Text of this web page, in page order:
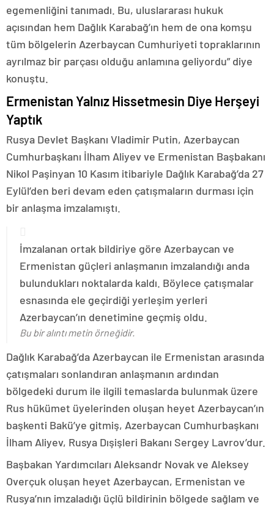
egemenliğini tanımadı. Bu, uluslararası hukuk
açısından hem Dağlık Karabağ’ın hem de ona komşu
tüm bölgelerin Azerbaycan Cumhuriyeti topraklarının
ayrılmaz bir parçası olduğu anlamına geliyordu” diye
konuştu.
Ermenistan Yalnız Hissetmesin Diye Herşeyi
Yaptık
Rusya Devlet Başkanı Vladimir Putin, Azerbaycan
Cumhurbaşkanı İlham Aliyev ve Ermenistan Başbakanı
Nikol Paşinyan 10 Kasım itibariyle Dağlık Karabağ’da 27
Eylül’den beri devam eden çatışmaların durması için
bir anlaşma imzalamıştı.
İmzalanan ortak bildiriye göre Azerbaycan ve
Ermenistan güçleri anlaşmanın imzalandığı anda
bulundukları noktalarda kaldı. Böylece çatışmalar
esnasında ele geçirdiği yerleşim yerleri
Azerbaycan’ın denetimine geçmiş oldu.
Bu bir alıntı metin örneğidir.
Dağlık Karabağ’da Azerbaycan ile Ermenistan arasında
çatışmaları sonlandıran anlaşmanın ardından
bölgedeki durum ile ilgili temaslarda bulunmak üzere
Rus hükümet üyelerinden oluşan heyet Azerbaycan’ın
başkenti Bakü’ye gitmiş, Azerbaycan Cumhurbaşkanı
İlham Aliyev, Rusya Dışişleri Bakanı Sergey Lavrov’dur.
Başbakan Yardımcıları Aleksandr Novak ve Aleksey
Overçuk oluşan heyet Azerbaycan, Ermenistan ve
Rusya’nın imzaladığı üçlü bildirinin bölgede sağlam ve